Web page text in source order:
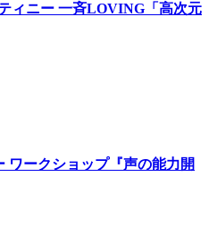
ィニー 一斉LOVING「高次元
ワークショップ『声の能力開